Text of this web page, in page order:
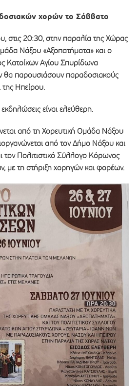
χορών το Σάββατο
στις 20:30, στην παραλία της Χώρας
Νάξου «Αξοπατήματα» και ο
Κατοίκων Αγίου Σπυρίδωνα
θα παρουσιάσουν παραδοσιακούς
Ηπείρου.
είναι ελεύθερη.
από τη Χορευτική Ομάδα Νάξου
από τον Δήμο Νάξου και
Πολιτιστικό Σύλλογο Κόρωνος
με τη στήριξη χορηγών και φορέων.